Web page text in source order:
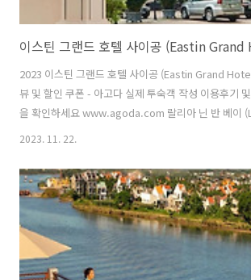
2023 이스틴 그랜드 호텔 사이공 (Eastin Grand
뷰 및 할인 쿠폰 - 아고다 실제 투숙객 작성 이용후기
을 확인하세요 www.agoda.com 랄리아 닌 반 베이
Bay)/대학교닷컴/베트남호텔/나트랑 랄리아 닌 반 베
베트남 랄리아 닌 반 베이 숙박으로 나트랑 / 나짱이(
매력과 편안한 숙박을 즐겨보세요
드 호텔 사이공 (Eastin Grand Hotel Saigon) 253
Street, P..
2023. 11. 22.